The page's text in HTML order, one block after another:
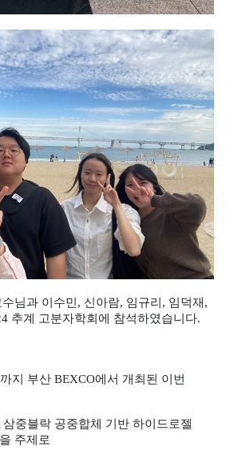
님과 ​이수민, 신아람, 임규리, 임덕재,
추계 고분자학회에 참석하였습니다.
지 부산 BEXCO에서 개최된 이번
중블락 공중합체 기반 하이드로젤
주제로